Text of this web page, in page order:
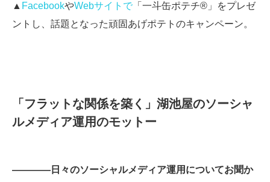
▲ FacebookやWebサイトで 「一斗缶ポテチ®」をプレゼ
ントし、話題となった頑固あげポテトのキャンペーン。
「フラットな関係を築く」湖池屋のソーシャ
ルメディア運用のモットー
――――日々のソーシャルメディア運用についてお聞か